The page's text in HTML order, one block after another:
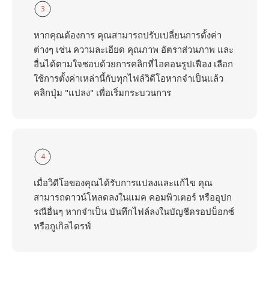
3
หากคุณต้องการ คุณสามารถปรับเปลี่ยนการตั้งค่า
ต่างๆ เช่น ความละเอียด คุณภาพ อัตราส่วนภาพ และ
อื่นได้ตามใจชอบด้วยการคลิกที่ไอคอนรูปเฟือง เลือก
ใช้การตั้งค่าเหล่านี้กับทุกไฟล์วิดีโอหากจำเป็นแล้ว
คลิกปุ่ม "แปลง" เพื่อเริ่มกระบวนการ
4
เมื่อวิดีโอของคุณได้รับการแปลงและแก้ไข คุณ
สามารถดาวน์โหลดลงในแมค คอมพิวเตอร์ หรืออุปก
รณือื่นๆ หากจำเป็น บันทึกไฟล์ลงในบัญชีดรอปบ็อกซ์
หรือกูเกิลไดรฟ์